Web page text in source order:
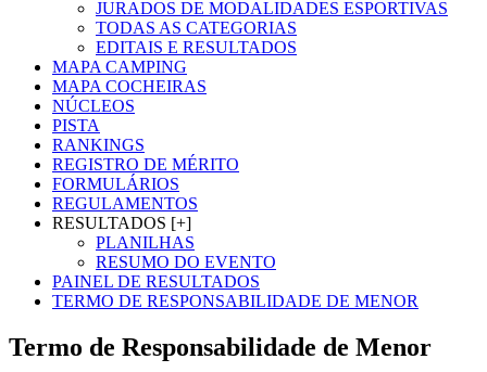
JURADOS DE MODALIDADES ESPORTIVAS
TODAS AS CATEGORIAS
EDITAIS E RESULTADOS
MAPA CAMPING
MAPA COCHEIRAS
NÚCLEOS
PISTA
RANKINGS
REGISTRO DE MÉRITO
FORMULÁRIOS
REGULAMENTOS
RESULTADOS [+]
PLANILHAS
RESUMO DO EVENTO
PAINEL DE RESULTADOS
TERMO DE RESPONSABILIDADE DE MENOR
Termo de Responsabilidade de Menor